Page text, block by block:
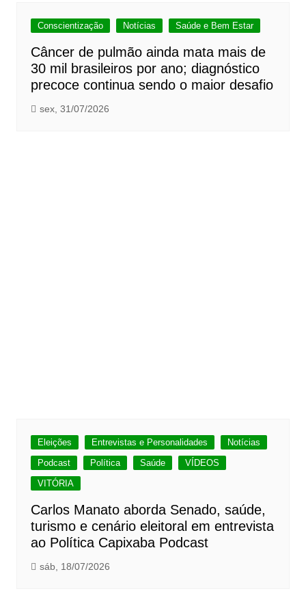
Conscientização Notícias Saúde e Bem Estar
Câncer de pulmão ainda mata mais de
30 mil brasileiros por ano; diagnóstico
precoce continua sendo o maior desafio
sex, 31/07/2026
Eleições Entrevistas e Personalidades
Notícias
Podcast
Política Saúde
VÍDEOS
VITÓRIA
Carlos Manato aborda Senado, saúde,
turismo e cenário eleitoral em entrevista
ao Política Capixaba Podcast
sáb, 18/07/2026